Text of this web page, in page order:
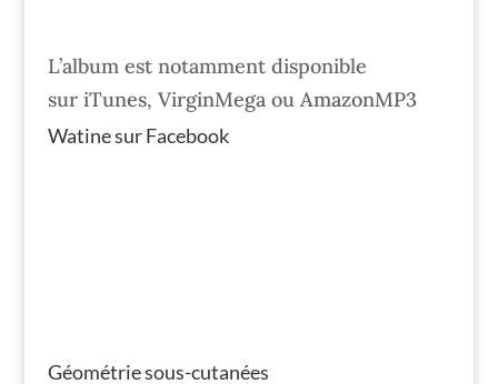
L’album est notamment disponible
sur iTunes, VirginMegaou AmazonMP3
Watine sur Facebook
Géométrie sous-cutanées